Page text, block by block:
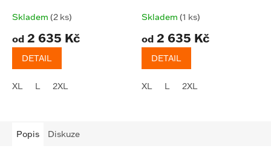
Skladem (2 ks)
od 2 635 Kč
DETAIL
XL L 2XL
Skladem (1 ks)
od 2 635 Kč
DETAIL
XL L 2XL
Popis Diskuze